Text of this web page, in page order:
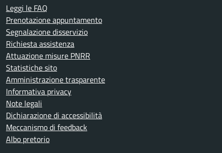
Leggi le FAQ
Prenotazione appuntamento
Segnalazione disservizio
Richiesta assistenza
Attuazione misure PNRR
Statistiche sito
Amministrazione trasparente
Informativa privacy
Note legali
Dichiarazione di accessibilità
Meccanismo di feedback
Albo pretorio